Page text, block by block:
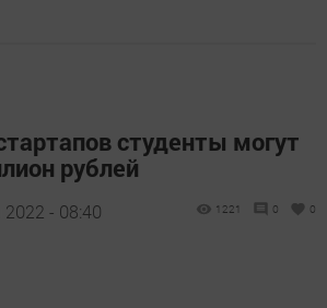
студенты могут
рублей
- 08:40 1221 0 0